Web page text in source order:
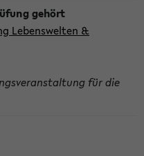
Lebenswelten &
für die